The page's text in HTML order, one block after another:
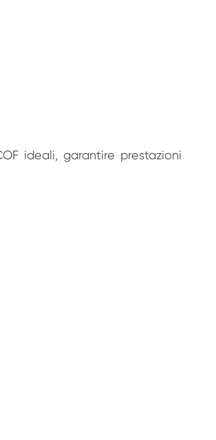
ideali, garantire prestazioni